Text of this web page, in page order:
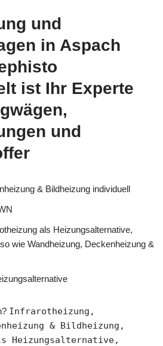
und
in Aspach
ist Ihr Experte
und
& Bildheizung individuell
als Heizungsalternative,
wie Wandheizung, Deckenheizung &
Infrarotheizung,
& Bildheizung,
Heizungsalternative,